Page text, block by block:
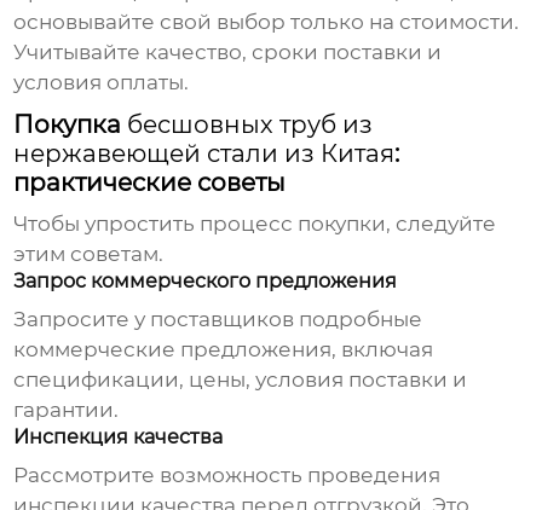
основывайте свой выбор только на стоимости.
Учитывайте качество, сроки поставки и
условия оплаты.
Покупка бесшовных труб из
нержавеющей стали из Китая:
практические советы
Чтобы упростить процесс покупки, следуйте
этим советам.
Запрос коммерческого предложения
Запросите у поставщиков подробные
коммерческие предложения, включая
спецификации, цены, условия поставки и
гарантии.
Инспекция качества
Рассмотрите возможность проведения